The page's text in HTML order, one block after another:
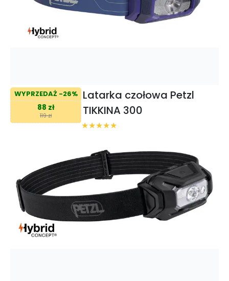
WYPRZEDAŻ -26%
88 zł
119 zł
Latarka czołowa Petzl
TIKKINA 300